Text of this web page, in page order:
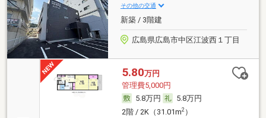
その他の交通
新築 / 3階建
広島県広島市中区江波西１丁目
5.80万円
管理費5,000円
5.8万円
5.8万円
2階 / 2K（31.01m2）